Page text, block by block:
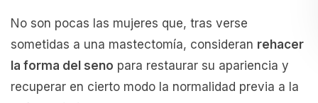
No son pocas las mujeres que, tras verse
sometidas a una mastectomía, consideran rehacer
la forma del seno para restaurar su apariencia y
recuperar en cierto modo la normalidad previa a la